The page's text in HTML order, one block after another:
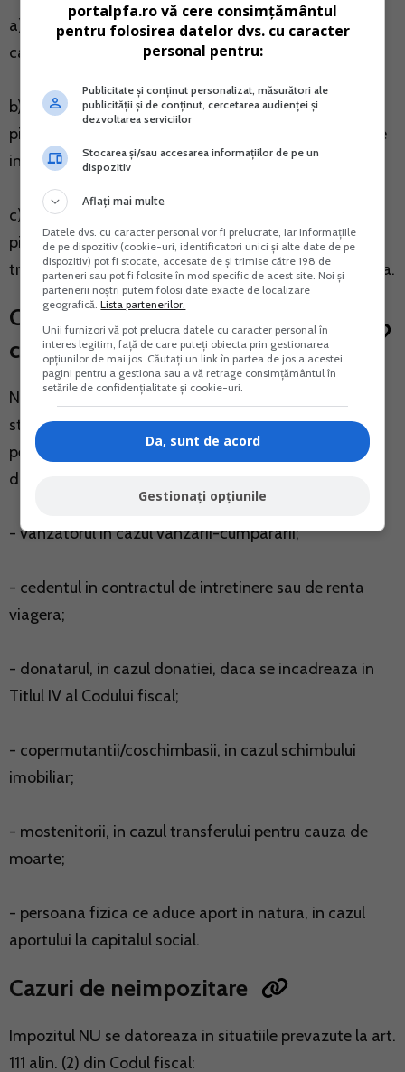
a) valoarea minima stabilita prin studiul de piata in
cazul transferului dreptului de proprietate;
b) 20% din valoarea minima stabilita prin studiul de
piata, in cazul in care valoarea declarata de parti este
inferioara acesteia;
c) 80% din valoarea minima stabilita prin studiul de
piata, in cazul in care valoarea declarata de parti la
transmiterea nudei proprietati este inferioara acesteia.
Cine are calitatea de
contribuabil?
Normele de aplicare (pct. 33 din H.G. nr. 1/2016)
stabilesc ca obligatia de plata a impozitului revine
persoanei fizice din patrimoniul careia se transfera
dreptul de proprietate, astfel:
- vanzatorul in cazul vanzarii-cumpararii;
- cedentul in contractul de intretinere sau de renta
viagera;
- donatarul, in cazul donatiei, daca se incadreaza in
Titlul IV al Codului fiscal;
- copermutantii/coschimbasii, in cazul schimbului
imobiliar;
- mostenitorii, in cazul transferului pentru cauza de
moarte;
- persoana fizica ce aduce aport in natura, in cazul
aportului la capitalul social.
Cazuri de neimpozitare
Impozitul NU se datoreaza in situatiile prevazute la art.
111 alin. (2) din Codul fiscal:
portalpfa.ro vă cere consimțământul
pentru folosirea datelor dvs. cu caracter
personal pentru:
Publicitate și conținut personalizat, măsurători ale
publicității și de conținut, cercetarea audienței și
dezvoltarea serviciilor
Stocarea și/sau accesarea informațiilor de pe un
dispozitiv
Aflați mai multe
Datele dvs. cu caracter personal vor fi prelucrate, iar informațiile
de pe dispozitiv (cookie-uri, identificatori unici și alte date de pe
dispozitiv) pot fi stocate, accesate de și trimise către 198 de
parteneri sau pot fi folosite în mod specific de acest site. Noi și
partenerii noștri putem folosi date exacte de localizare
geografică.Lista partenerilor.
Unii furnizori vă pot prelucra datele cu caracter personal în
interes legitim, față de care puteți obiecta prin gestionarea
opțiunilor de mai jos. Căutați un link în partea de jos a acestei
pagini pentru a gestiona sau a vă retrage consimțământul în
setările de confidențialitate și cookie-uri.
Da, sunt de acord
Gestionați opțiunile